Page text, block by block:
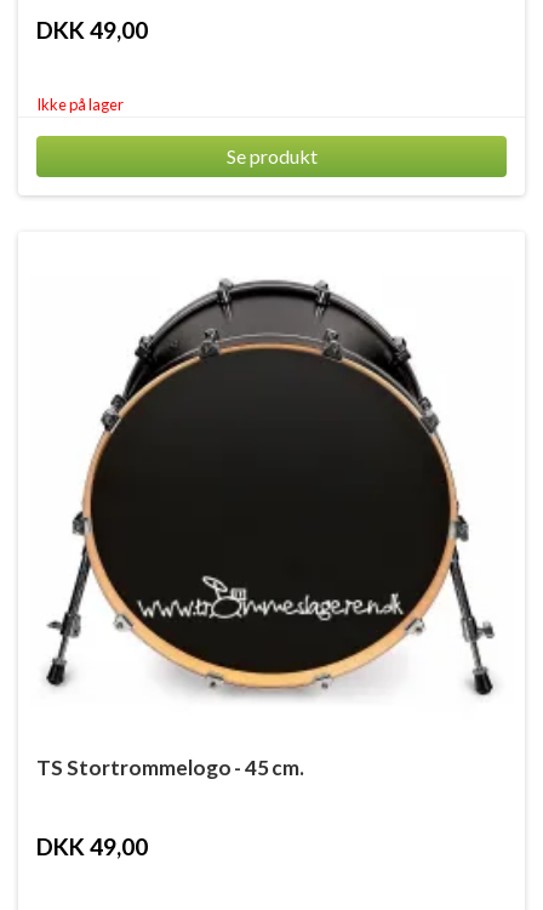
DKK 49,00
Ikke på lager
Se produkt
TS Stortrommelogo - 45 cm.
DKK 49,00